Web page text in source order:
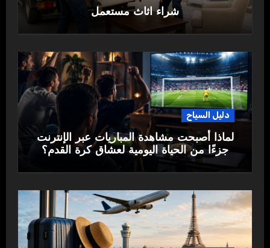
شراء اثاث مستعمل
دليل السياح
لماذا أصبحت مشاهدة المباريات عبر الإنترنت
جزءًا من الحياة اليومية لعشاق كرة القدم؟